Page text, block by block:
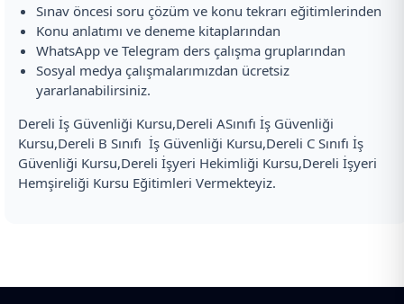
Sınav öncesi soru çözüm ve konu tekrarı eğitimlerinden
Konu anlatımı ve deneme kitaplarından
WhatsApp ve Telegram ders çalışma gruplarından
Sosyal medya çalışmalarımızdan ücretsiz
yararlanabilirsiniz.
Dereli İş Güvenliği Kursu,Dereli ASınıfı İş Güvenliği
Kursu,Dereli B Sınıfı İş Güvenliği Kursu,Dereli C Sınıfı İş
Güvenliği Kursu,Dereli İşyeri Hekimliği Kursu,Dereli İşyeri
Hemşireliği Kursu Eğitimleri Vermekteyiz.